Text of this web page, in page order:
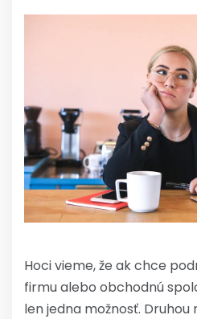
Hoci vieme, že ak chce
firmu alebo obchodnú
len jedna možnosť. Druhou